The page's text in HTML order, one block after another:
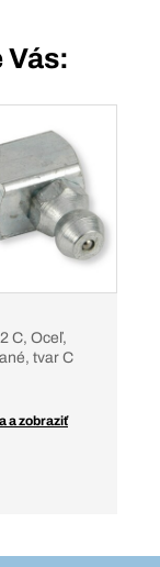
Vás:
C, Oceľ,
tvar C
a zobraziť